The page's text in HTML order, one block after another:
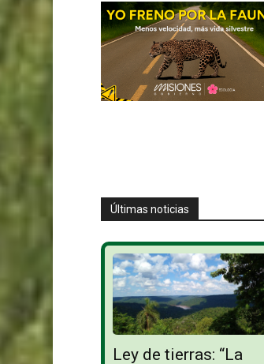
Últimas noticias
Ley de tierras: “La